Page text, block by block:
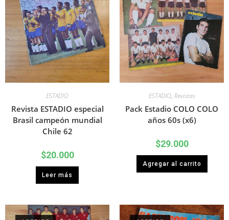
ESTADIO
Revista ESTADIO especial
Brasil campeón mundial
Chile 62
$20.000
Leer más
ESTADIO, Revistas
Pack Estadio COLO COLO
años 60s (x6)
$29.000
Agregar al carrito